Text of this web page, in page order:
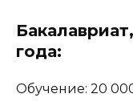
Бакалавриат,
года:
Обучение: 20